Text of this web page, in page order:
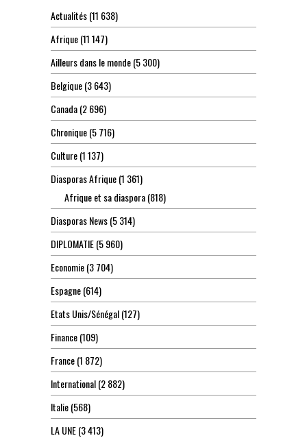
Actualités(11 638)
Afrique(11 147)
Ailleurs dans le monde(5 300)
Belgique(3 643)
Canada(2 696)
Chronique(5 716)
Culture(1 137)
Diasporas Afrique(1 361)
Afrique et sa diaspora(818)
Diasporas News(5 314)
DIPLOMATIE(5 960)
Economie(3 704)
Espagne(614)
Etats Unis/Sénégal(127)
Finance(109)
France(1 872)
International(2 882)
Italie(568)
LA UNE(3 413)